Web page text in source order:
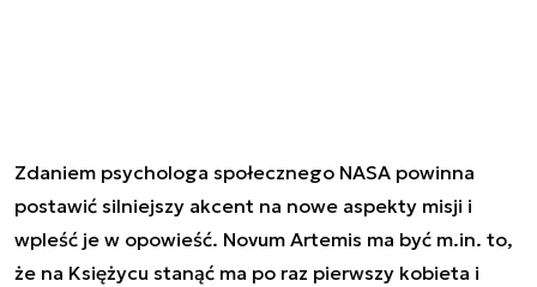
Zdaniem psychologa społecznego NASA powinna
postawić silniejszy akcent na nowe aspekty misji i
wpleść je w opowieść. Novum Artemis ma być m.in. to,
że na Księżycu stanąć ma po raz pierwszy kobieta i